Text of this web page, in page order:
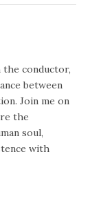
the conductor,
between
Join me on
the
soul,
with